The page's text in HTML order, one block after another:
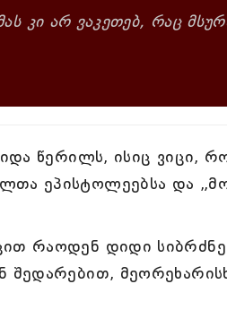
კი არ ვაკეთებ, რაც
წერილს, ისიც ვიცი,
ეპისტოლეებსა და
რაოდენ დიდი
შედარებით,